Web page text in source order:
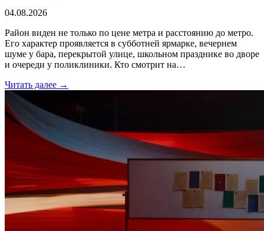
04.08.2026
Район виден не только по цене метра и расстоянию до метро.
Его характер проявляется в субботней ярмарке, вечернем
шуме у бара, перекрытой улице, школьном празднике во дворе
и очереди у поликлиники. Кто смотрит на…
Читать далее →